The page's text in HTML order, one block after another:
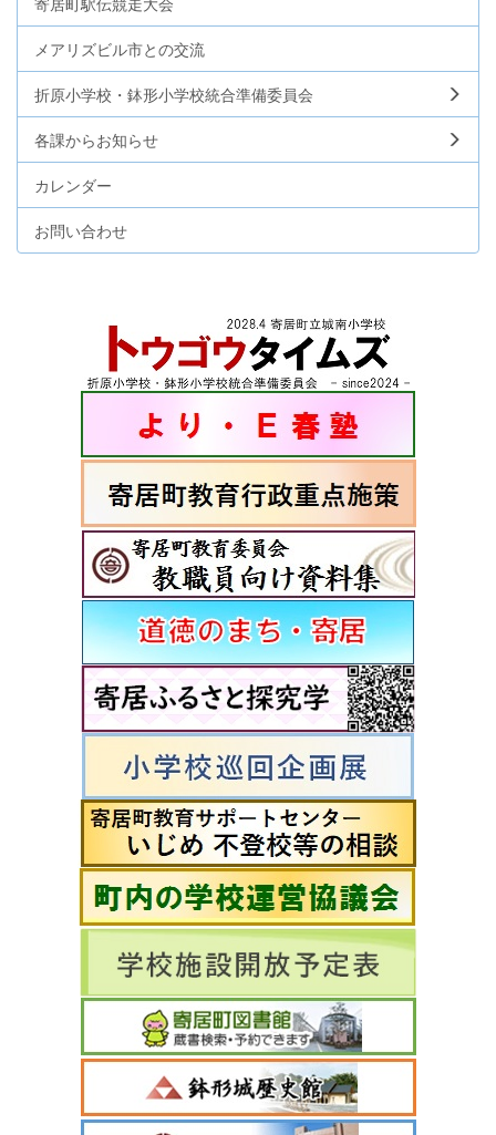
メアリズビル市との交流
折原小学校・鉢形小学校統合準備委員会
各課からお知らせ
カレンダー
お問い合わせ